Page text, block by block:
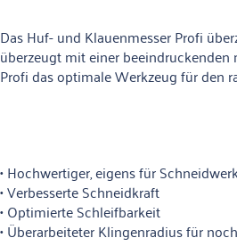
Das Huf- und Klauenmesser Profi
überzeugt mit einer beeindruckenden
Profi das optimale Werkzeug für den
• Hochwertiger, eigens für
• Verbesserte Schneidkraft
• Optimierte Schleifbarkeit
• Überarbeiteter Klingenradius für